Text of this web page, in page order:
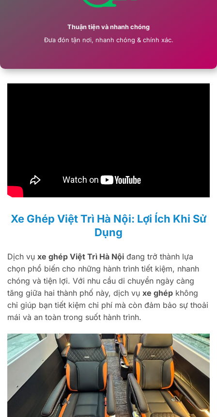
Thuận tiện và nhanh chóng
Đưa đón tận nơi, nhanh chóng & chính xác.
Xe Ghép Việt Trì Hà Nội: Lợi Ích Khi Sử
Dụng
Dịch vụ xe ghép Việt Trì Hà Nội đang trở thành lựa
chọn phổ biến cho những hành trình tiết kiệm, nhanh
chóng và tiện lợi. Với nhu cầu di chuyển ngày càng
tăng giữa hai thành phố này, dịch vụ xe ghép không
chỉ giúp bạn tiết kiệm chi phí mà còn đảm bảo sự thoải
mái và an toàn trong suốt hành trình.